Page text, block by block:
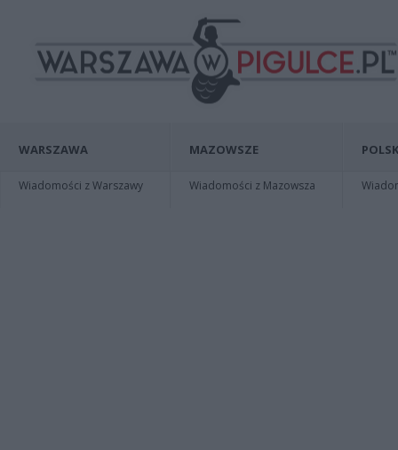
WARSZAWA
Wiadomości z Warszawy
MAZOWSZE
Wiadomości z Mazowsza